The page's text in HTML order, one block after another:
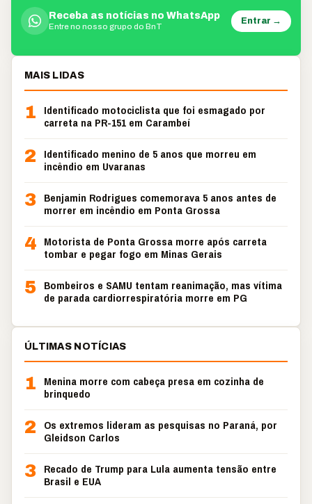
Receba as notícias no WhatsApp
Entre no nosso grupo do BnT
Entrar →
MAIS LIDAS
1
Identificado motociclista que foi esmagado por
carreta na PR-151 em Carambeí
2
Identificado menino de 5 anos que morreu em
incêndio em Uvaranas
3 Benjamin Rodrigues comemorava 5 anos antes de
morrer em incêndio em Ponta Grossa
4 Motorista de Ponta Grossa morre após carreta
tombar e pegar fogo em Minas Gerais
5 Bombeiros e SAMU tentam reanimação, mas vítima
de parada cardiorrespiratória morre em PG
ÚLTIMAS NOTÍCIAS
1
Menina morre com cabeça presa em cozinha de
brinquedo
2
Os extremos lideram as pesquisas no Paraná, por
Gleidson Carlos
3 Recado de Trump para Lula aumenta tensão entre
Brasil e EUA